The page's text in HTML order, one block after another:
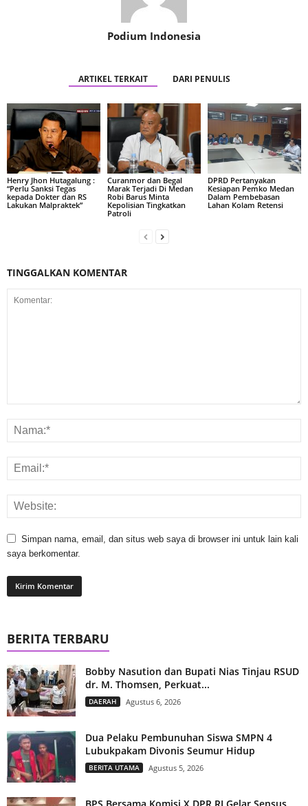
Podium Indonesia
ARTIKEL TERKAIT DARI PENULIS
Henry Jhon Hutagalung :
“Perlu Sanksi Tegas
kepada Dokter dan RS
Lakukan Malpraktek”
Curanmor dan Begal
Marak Terjadi Di Medan
Robi Barus Minta
Kepolisian Tingkatkan
Patroli
DPRD Pertanyakan
Kesiapan Pemko Medan
Dalam Pembebasan
Lahan Kolam Retensi
TINGGALKAN KOMENTAR
Simpan nama, email, dan situs web saya di browser ini untuk lain kali
saya berkomentar.
BERITA TERBARU
Bobby Nasution dan Bupati Nias Tinjau RSUD
dr. M. Thomsen, Perkuat...
DAERAH Agustus 6, 2026
Dua Pelaku Pembunuhan Siswa SMPN 4
Lubukpakam Divonis Seumur Hidup
BERITA UTAMA Agustus 5, 2026
BPS Bersama Komisi X DPR RI Gelar Sensus